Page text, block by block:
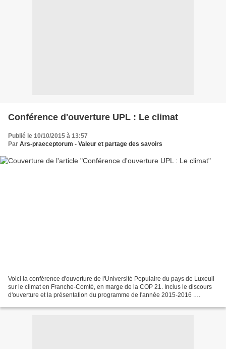
Conférence d'ouverture UPL : Le climat
Publié le 10/10/2015 à 13:57
Par Ars-praeceptorum - Valeur et partage des savoirs
Voici la conférence d'ouverture de l'Université Populaire du pays de Luxeuil
sur le climat en Franche-Comté, en marge de la COP 21. Inclus le discours
d'ouverture et la présentation du programme de l'année 2015-2016 .